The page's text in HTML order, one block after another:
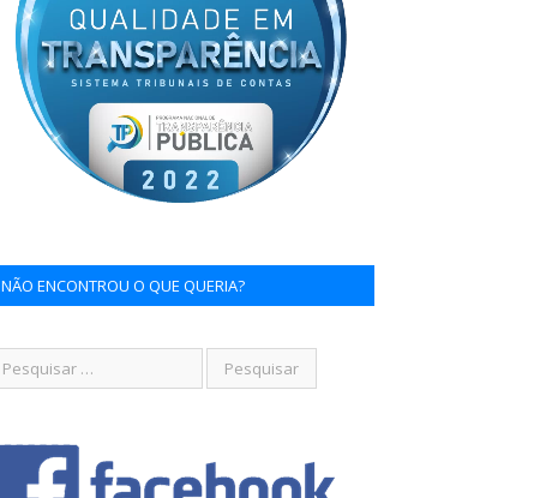
NÃO ENCONTROU O QUE QUERIA?